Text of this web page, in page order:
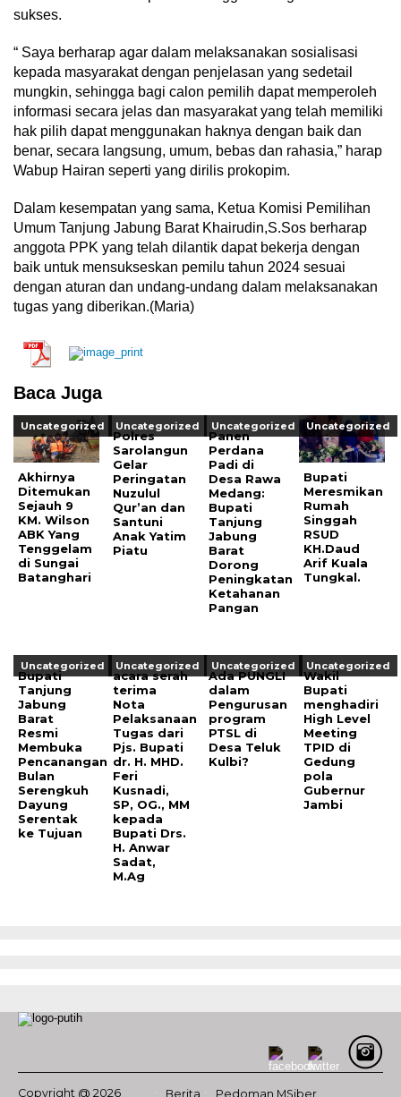
sukses.
“ Saya berharap agar dalam melaksanakan sosialisasi
kepada masyarakat dengan penjelasan yang sedetail
mungkin, sehingga bagi calon pemilih dapat memperoleh
informasi secara jelas dan masyarakat yang telah memiliki
hak pilih dapat menggunakan haknya dengan baik dan
benar, secara langsung, umum, bebas dan rahasia,” harap
Wabup Hairan seperti yang dirilis prokopim.
Dalam kesempatan yang sama, Ketua Komisi Pemilihan
Umum Tanjung Jabung Barat Khairudin,S.Sos berharap
anggota PPK yang telah dilantik dapat bekerja dengan
baik untuk mensukseskan pemilu tahun 2024 sesuai
dengan aturan dan undang-undang dalam melaksanakan
tugas yang diberikan.(Maria)
Baca Juga
Uncategorized
Akhirnya
Ditemukan
Sejauh 9
KM. Wilson
ABK Yang
Tenggelam
di Sungai
Batanghari
Uncategorized
Polres
Sarolangun
Gelar
Peringatan
Nuzulul
Qur’an dan
Santuni
Anak Yatim
Piatu
Uncategorized
Panen
Perdana
Padi di
Desa Rawa
Medang:
Bupati
Tanjung
Jabung
Barat
Dorong
Peningkatan
Ketahanan
Pangan
Uncategorized
Bupati
Meresmikan
Rumah
Singgah
RSUD
KH.Daud
Arif Kuala
Tungkal.
Uncategorized
Bupati
Tanjung
Jabung
Barat
Resmi
Membuka
Pencanangan
Bulan
Serengkuh
Dayung
Serentak
ke Tujuan
Uncategorized
acara serah
terima
Nota
Pelaksanaan
Tugas dari
Pjs. Bupati
dr. H. MHD.
Feri
Kusnadi,
SP, OG., MM
kepada
Bupati Drs.
H. Anwar
Sadat,
M.Ag
Uncategorized
Ada PUNGLI
dalam
Pengurusan
program
PTSL di
Desa Teluk
Kulbi?
Uncategorized
Wakil
Bupati
menghadiri
High Level
Meeting
TPID di
Gedung
pola
Gubernur
Jambi
Copyright @ 2026